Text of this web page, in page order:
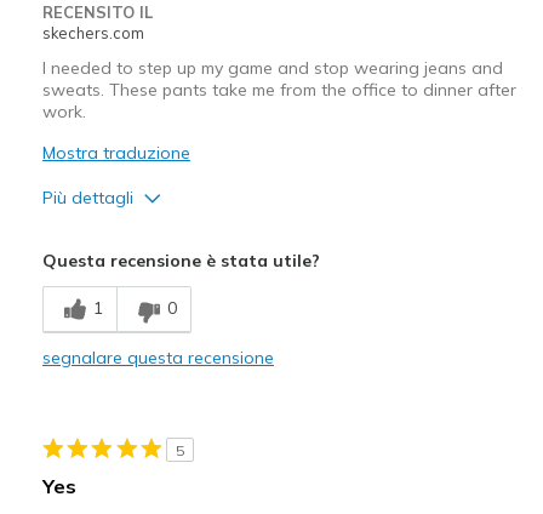
RECENSITO IL
skechers.com
I needed to step up my game and stop wearing jeans and
sweats. These pants take me from the office to dinner after
work.
Mostra traduzione
Più dettagli
Attractive Design
Comfortable
Not baggy in the seat like a lot of XL pants are
Casual Wear
Questa recensione è stata utile?
1 0
segnalare questa recensione
5
Yes